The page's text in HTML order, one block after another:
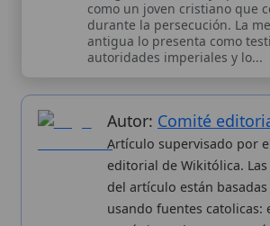
✦ SÍGUENOS EN
Canal de WhatsApp
Únete · publicación regular